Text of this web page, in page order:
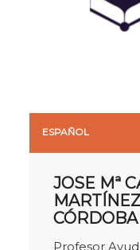
ESPAÑOL
JOSE Mª
CÓRDOBA
Profesor